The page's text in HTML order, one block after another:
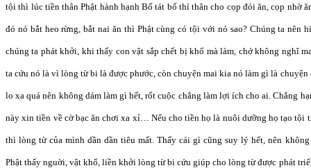
tội thì lúc tiền thân Phật hành hạnh Bố tát bố thí thân cho cọp đói ăn, cọp nhờ
đó nó bắt heo rừng, bắt nai ăn thì Phật cùng có tội với nó sao? Chúng ta nên
chúng ta phát khởi, khi thấy con vật sắp chết bị khổ mà làm, chớ không nghĩ
ta cứu nó là vì lòng từ bi là được phước, còn chuyện mai kia nó làm gì là
lo xa quá nên không dám làm gì hết, rốt cuộc chẳng làm lợi ích cho ai. Chẳng
này xin tiền về cờ bạc ăn chơi xa xỉ… Nếu cho tiền họ là nuôi dưỡng họ tạo tội
thì lòng từ của mình dần dần tiêu mất. Thấy cái gì cũng suy lý hết, nên
Phật thấy nguời, vật khổ, liền khởi lòng từ bi cứu giúp cho lòng từ được phát